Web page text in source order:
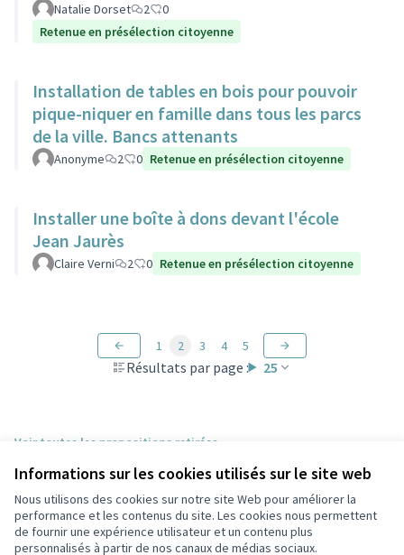
Informations sur les cookies utilisés sur le site web
Nous utilisons des cookies sur notre site Web pour améliorer la
performance et les contenus du site. Les cookies nous permettent
de fournir une expérience utilisateur et un contenu plus
personnalisés à partir de nos canaux de médias sociaux.
Natalie Dorset 2
0
Retenue en présélection citoyenne
Installation de tables en bois pour pouvoir
pique-niquer en famille dans tous les parcs
de la ville. Bancs attenants
Anonyme 2 0 Retenue en présélection citoyenne
Installer une boîte à dons devant l'école
Jean Jaurès
Claire Verni 2 0 Retenue en présélection citoyenne
Résultats par page : 25
1 2 3 4 5
Voir toutes les propositions retirées
Conditions d'utilisation
Paramètres des cookies
Participez Villeurbanne sur X
Participez Villeurbanne sur Facebook
Participez Villeurbanne sur Instagram
Participez Villeurbanne sur YouTube